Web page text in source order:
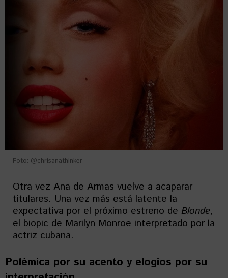
Foto: @chrisanathinker
Otra vez Ana de Armas vuelve a acaparar
titulares. Una vez más está latente la
expectativa por el próximo estreno de Blonde,
el biopic de Marilyn Monroe interpretado por la
actriz cubana.
Polémica por su acento y elogios por su